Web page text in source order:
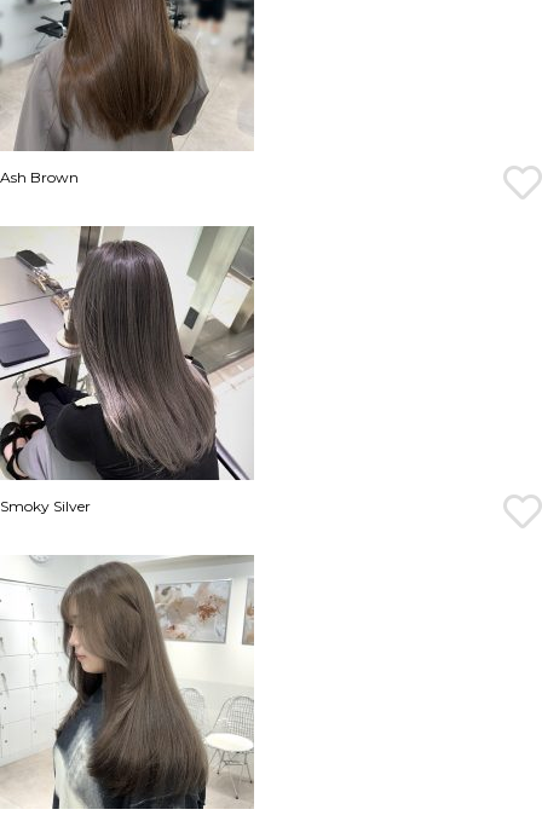
Ash Brown
Smoky Silver